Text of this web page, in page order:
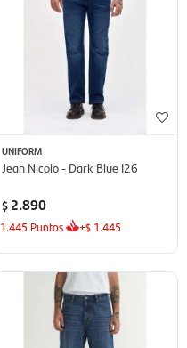
UNIFORM
Jean Nicolo - Dark Blue I26
$ 2.890
1.445 Puntos +$ 1.445